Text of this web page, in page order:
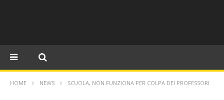
HOME NEWS SCUOLA, NON FUNZIONA PER COLPA DEI PROFESSORI